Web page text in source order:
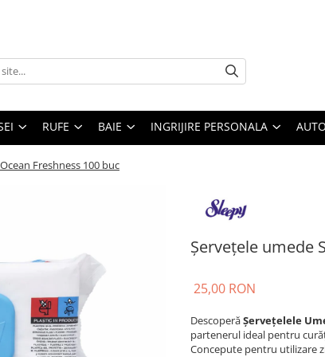
RUFE BAIE INGRIJIRE PERSONALA AUTO
Freshness 100 buc
Șervețele umede
25,00 RON
DescoperăȘervețelele
partenerul ideal pentru
Concepute pentru utilizare